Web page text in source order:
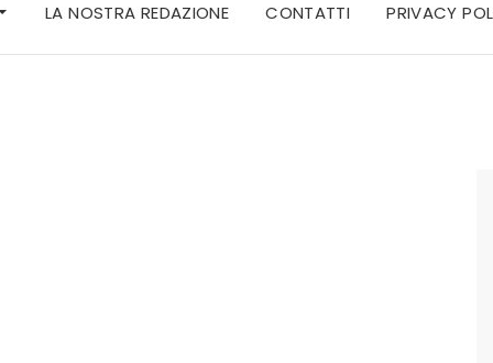
LA NOSTRA REDAZIONE CONTATTI PRIVACY